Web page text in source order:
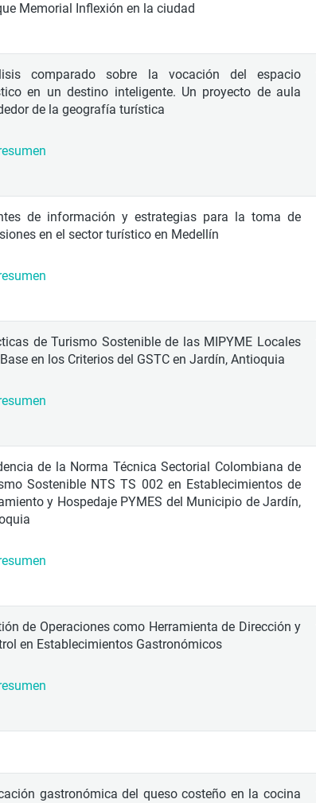
Memorial Inflexión en la ciudad
comparado sobre la vocación del espacio
en un destino inteligente. Un proyecto de aula
de la geografía turística
de información y estrategias para la toma de
en el sector turístico en Medellín
de Turismo Sostenible de las MIPYME Locales
en los Criterios del GSTC en Jardín, Antioquia
de la Norma Técnica Sectorial Colombiana de
Sostenible NTS TS 002 en Establecimientos de
y Hospedaje PYMES del Municipio de Jardín,
de Operaciones como Herramienta de Dirección y
en Establecimientos Gastronómicos
gastronómica del queso costeño en la cocina